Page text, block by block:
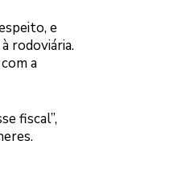
e
rodoviária.
a
fiscal”,